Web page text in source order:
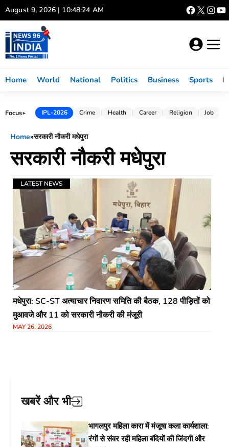
Skip
to
content
August 9, 2026 | 10:48:24 AM
Home World National Politics Business Sports
Focus► IPL-2026 Crime Health Career Religion Job
Home»सरकारी नौकरी मधेपुरा
सरकारी नौकरी मधेपुरा
LATEST NEWS
मधेपुरा: SC-ST अत्याचार निवारण समिति की बैठक, 128 पीड़ितों को
मुआवजे और 11 को सरकारी नौकरी की मंजूरी
MAY 26, 2026
खबरें और भी
भागलपुर महिला कारा में मंजूषा कला कार्यशाला:
रंगों से संवर रही महिला बंदियों की जिंदगी और